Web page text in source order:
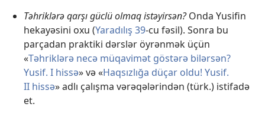
Təhriklərə qarşı güclü olmaq istəyirsən?Onda Yusifin
hekayəsini oxu (Yaradılış 39-cu fəsil). Sonra bu
parçadan praktiki dərslər öyrənmək üçün
«Təhriklərə necə müqavimət göstərə bilərsən?
Yusif. I hissə» və «Haqsızlığa düçar oldu! Yusif.
II hissə» adlı çalışma vərəqələrindən (türk.) istifadə
et.